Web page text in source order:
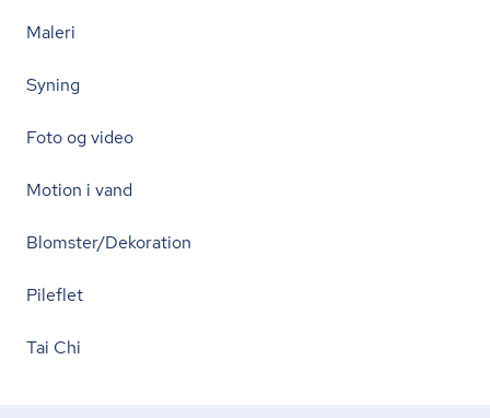
Maleri
Syning
Foto og video
Motion i vand
Blomster/Dekoration
Pileflet
Tai Chi